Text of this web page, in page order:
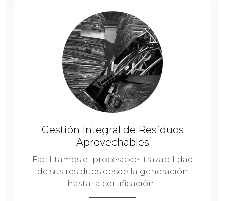
Gestión Integral de Residuos
Aprovechables
Facilitamos el proceso de trazabilidad
de sus residuos desde la generación
hasta la certificación .